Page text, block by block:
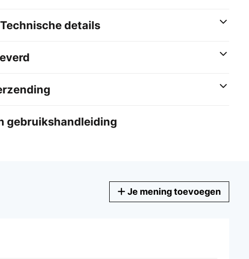
details
gebruikshandleiding
Je mening toevoegen